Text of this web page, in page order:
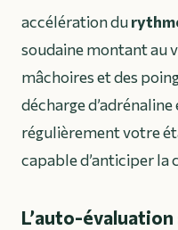
accélération du
soudaine montant au
mâchoires et des
décharge
régulièrement votre
capable d’anticiper la
L’auto-évaluation